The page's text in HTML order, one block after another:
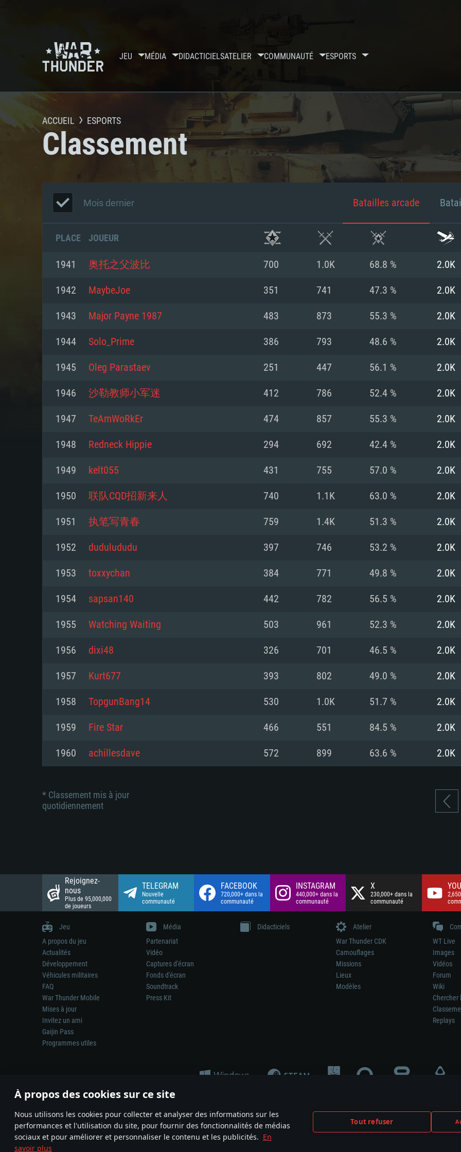
À propos des cookies sur ce site
Nous utilisons les cookies pour collecter et analyser des informations sur les
performances et l'utilisation du site, pour fournir des fonctionnalités de médias
sociaux et pour améliorer et personnaliser le contenu et les publicités. En
savoir plus
Tout refuser
JEU MÉDIA DIDACTICIELSATELIER COMMUNAUTÉ ESPORTS
CONFIGURATION SYSTÈME
Minimum
Carte graphique supportant DirectX 11: AMD
Radeon 77XX / NVIDIA GeForce GTX 660. La
résolution minimale supportée par le jeu est de
Disque dur: 23.1 Go (client minimal)
Recommandée
Carte graphique
drivers: Nvidia
570 et plus.
Connection:
Disque dur: 75.9
Minimum
processeurs Intel Xeon ne sont pas supportés)
Mémoire: 6 GB
Carte graphique: Intel Iris Pro 5200 (Mac), ou
analogue AMD/Nvidia. La résolution minimale
Disque dur: 62,2 Go (client minimal)
Recommandée
ne sont pas
Mémoire: 8 GB
Carte graphique:
support de Metal
Connection:
Disque dur: 62,2
Minimum
modernes
Processeur: Dual-Core 2.4 GHz
Mémoire: 4 GB
Carte graphique: NVIDIA 660 avec les derniers
drivers (moins de 6 mois) / de même pour AMD
de 720p)
Connection: Connexion Internet à haut débit
Disque dur: 62,2 Go (client minimal)
Recommandée
Carte graphique:
drivers (moins
(Radeon RX
Disque dur: 60,2
ACCUEIL ESPORTS
Classement
Mois dernier Batailles arcade
PLACE JOUEUR
1941 奥托之父波比 700 1.0K 68.8 % 2.0K
1942 MaybeJoe 351 741 47.3 % 2.0K
1943 Major Payne 1987 483 873 55.3 % 2.0K
1944 Solo_Prime 386 793 48.6 % 2.0K
1945 Oleg Parastaev 251 447 56.1 % 2.0K
1946 沙勒教师小军迷 412 786 52.4 % 2.0K
1947 TeAmWoRkEr 474 857 55.3 % 2.0K
1948 Redneck Hippie 294 692 42.4 % 2.0K
1949 kelt055 431 755 57.0 % 2.0K
1950 联队CQD招新来人 740 1.1K 63.0 % 2.0K
1951 执笔写青春 759 1.4K 51.3 % 2.0K
1952 dudulududu 397 746 53.2 % 2.0K
1953 toxxychan 384 771 49.8 % 2.0K
1954 sapsan140 442 782 56.5 % 2.0K
1955 Watching Waiting 503 961 52.3 % 2.0K
1956 dixi48 326 701 46.5 % 2.0K
1957 Kurt677 393 802 49.0 % 2.0K
1958 TopgunBang14 530 1.0K 51.7 % 2.0K
1959 Fire Star 466 551 84.5 % 2.0K
1960 achillesdave 572 899 63.6 % 2.0K
* Classement mis à jour
quotidiennement
Rejoignez-
nous
Plus de 95,000,000
de joueurs
TELEGRAM
Nouvelle
communauté
FACEBOOK
720,000+ dans la
communauté
INSTAGRAM
440,000+ dans la
communauté
X
230,000+ dans la
communauté
Jeu
A propos du jeu
Actualités
Développement
Véhicules militaires
FAQ
War Thunder Mobile
Mises à jour
Invitez un ami
Gaijin Pass
Programmes utiles
Média
Partenariat
Vidéo
Captures d'écran
Fonds d'écran
Soundtrack
Press Kit
Didacticiels
Atelier
War Thunder CDK
Camouflages
Missions
Lieux
Modèles
WT Live
Images
Vidéos
Forum
Wiki
Chercher
Replays
La représentation d’une arme ou d’un véhicule réel dans ce jeu ne signifie pas la participation au développement du jeu, le sponsoring ou à
© 2011—2026 Gaijin Games Kft. All trademarks, logos and brand names are the property of their respective owners.
Termes et conditions